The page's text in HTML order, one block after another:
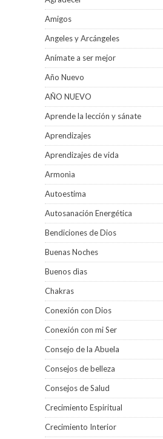
Amigos
Angeles y Arcángeles
Anímate a ser mejor
Año Nuevo
AÑO NUEVO
Aprende la lección y sánate
Aprendizajes
Aprendizajes de vida
Armonìa
Autoestima
Autosanación Energética
Bendiciones de Dios
Buenas Noches
Buenos dìas
Chakras
Conexión con Dios
Conexión con mi Ser
Consejo de la Abuela
Consejos de belleza
Consejos de Salud
Crecimiento Espiritual
Crecimiento Interior